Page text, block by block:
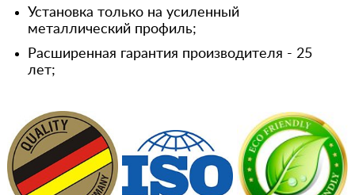
Установка только на усиленный
металлический профиль;
Расширенная гарантия производителя - 25
лет;